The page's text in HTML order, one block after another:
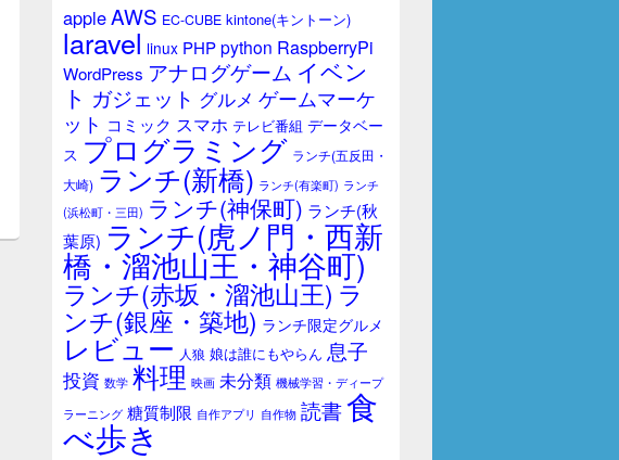
ジ
ッ
ト
appleAWS EC-CUBE kintone(キントーン)
laravel linux PHPpython RaspberryPi
WordPress アナログゲーム イベン
ト ガジェット グルメ ゲームマーケ
ット コミック スマホ テレビ番組 データベー
ス プログラミング ランチ(五反田・
大崎) ランチ(新橋) ランチ(有楽町) ランチ
(浜松町・三田) ランチ(神保町) ランチ(秋
葉原) ランチ(虎ノ門・西新
橋・溜池山王・神谷町)
ランチ(赤坂・溜池山王) ラ
ンチ(銀座・築地) ランチ限定グルメ
レビュー 人狼 娘は誰にもやらん 息子
投資 数学 料理 映画 未分類 機械学習・ディープ
ラーニング 糖質制限 自作アプリ 自作物 読書食
べ歩き